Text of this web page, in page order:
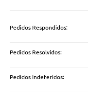
Pedidos Respondidos:
Pedidos Resolvidos:
Pedidos Indeferidos: